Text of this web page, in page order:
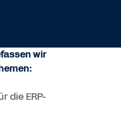
wir
die ERP-